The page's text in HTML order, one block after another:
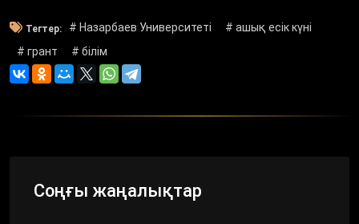
Тегтер: # Назарбаев Университеті
# ашық есік күні
# грант
# білім
Соңғы жаңалықтар